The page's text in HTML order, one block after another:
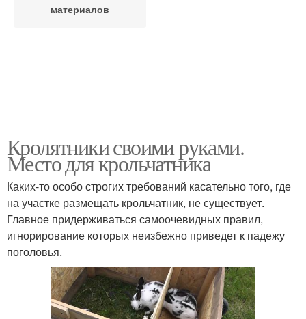
материалов
Кролятники своими руками.
Место для крольчатника
Каких-то особо строгих требований касательно того, где
на участке размещать крольчатник, не существует.
Главное придерживаться самоочевидных правил,
игнорирование которых неизбежно приведет к падежу
поголовья.